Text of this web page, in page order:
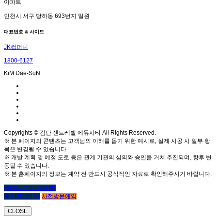
아파트
인천시 서구 당하동 693번지 일원
대표번호 & 사이드
JK컴퍼니
1800-6127
KiM Dae-SuN
Copyrights © 검단 센트레빌 에듀시티 All Rights Reserved.
※ 본 페이지의 콘텐츠는 고객님의 이해를 돕기 위한 예시로, 실제 시공 시 일부 항
목은 변경될 수 있습니다.
※ 개발 계획 및 예정 도로 등은 관계 기관의 심의와 승인을 거쳐 추진되며, 향후 변
동될 수 있습니다.
※ 본 홈페이지의 정보는 계약 전 반드시 공식적인 자료로 확인해주시기 바랍니다.
(클릭시 상담사연결)
☎ 1800-6127 사전방문예약
CLOSE